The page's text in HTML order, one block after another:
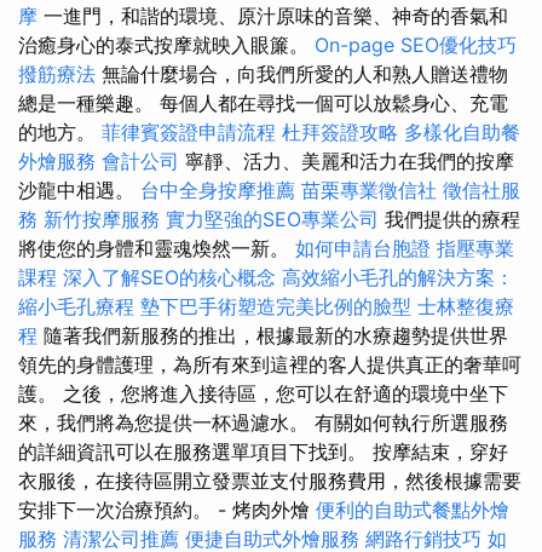
摩 一進門，和諧的環境、原汁原味的音樂、神奇的香氣和
治癒身心的泰式按摩就映入眼簾。 On-page SEO優化技巧
撥筋療法 無論什麼場合，向我們所愛的人和熟人贈送禮物
總是一種樂趣。 每個人都在尋找一個可以放鬆身心、充電
的地方。 菲律賓簽證申請流程 杜拜簽證攻略 多樣化自助餐
外燴服務 會計公司 寧靜、活力、美麗和活力在我們的按摩
沙龍中相遇。 台中全身按摩推薦 苗栗專業徵信社 徵信社服
務 新竹按摩服務 實力堅強的SEO專業公司 我們提供的療程
將使您的身體和靈魂煥然一新。 如何申請台胞證 指壓專業
課程 深入了解SEO的核心概念 高效縮小毛孔的解決方案：
縮小毛孔療程 墊下巴手術塑造完美比例的臉型 士林整復療
程 隨著我們新服務的推出，根據最新的水療趨勢提供世界
領先的身體護理，為所有來到這裡的客人提供真正的奢華呵
護。 之後，您將進入接待區，您可以在舒適的環境中坐下
來，我們將為您提供一杯過濾水。 有關如何執行所選服務
的詳細資訊可以在服務選單項目下找到。 按摩結束，穿好
衣服後，在接待區開立發票並支付服務費用，然後根據需要
安排下一次治療預約。 - 烤肉外燴 便利的自助式餐點外燴
服務 清潔公司推薦 便捷自助式外燴服務 網路行銷技巧 如